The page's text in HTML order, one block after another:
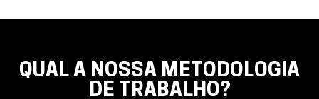
QUAL A NOSSA METODOLOGIA
DE TRABALHO?